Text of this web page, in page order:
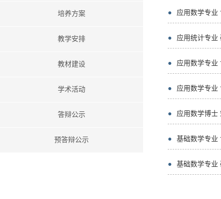
培养方案
教学安排
教材建设
学术活动
答辩公示
预答辩公示
● 应用数学专业
● 应用统计专业
● 应用数学专业
● 应用数学专业
● 应用数学博士
● 基础数学专业
● 基础数学专业